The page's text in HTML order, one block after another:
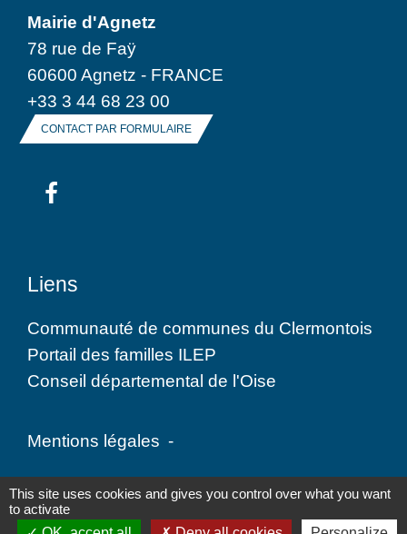
Mairie d'Agnetz
78 rue de Faÿ
60600 Agnetz - FRANCE
+33 3 44 68 23 00
CONTACT PAR FORMULAIRE
Liens
Communauté de communes du Clermontois
Portail des familles ILEP
Conseil départemental de l'Oise
Mentions légales -
Politique de confidentialité - Accessibilité -
Plan du site - Gestion des cookies
This site uses cookies and gives you control over what you want
to activate